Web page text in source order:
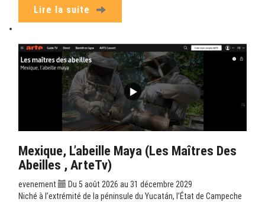
Lire la suite
Mexique, L’abeille Maya (Les Maîtres Des
Abeilles , ArteTv)
evenement
Du 5 août 2026 au 31 décembre 2029
Niché à l’extrémité de la péninsule du Yucatán, l’État de Campeche